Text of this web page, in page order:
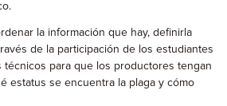
la información que hay, definirla
de la participación de los estudiantes
técnicos para que los productores tengan
estatus se encuentra la plaga y cómo